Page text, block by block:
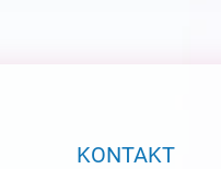
KONTAKT